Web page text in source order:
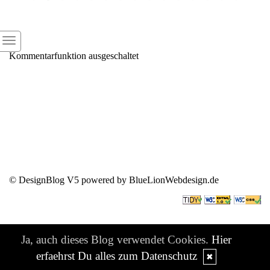
Kommentarfunktion ausgeschaltet
© DesignBlog V5 powered by BlueLionWebdesign.de
Ja, auch dieses Blog verwendet Cookies. Hier
erfaehrst Du alles zum Datenschutz
✖